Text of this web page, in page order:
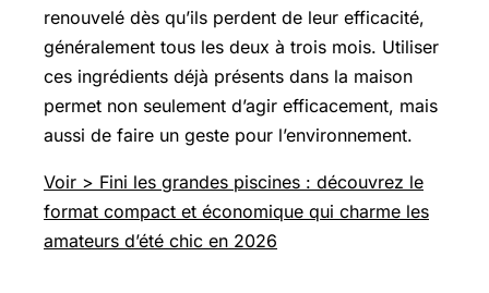
renouvelé dès qu’ils perdent de leur efficacité,
généralement tous les deux à trois mois. Utiliser
ces ingrédients déjà présents dans la maison
permet non seulement d’agir efficacement, mais
aussi de faire un geste pour l’environnement.
Voir > Fini les grandes piscines : découvrez le
format compact et économique qui charme les
amateurs d’été chic en 2026